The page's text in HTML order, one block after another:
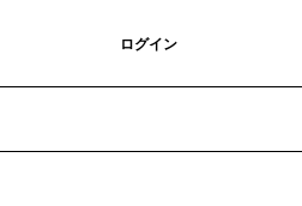
ログイン